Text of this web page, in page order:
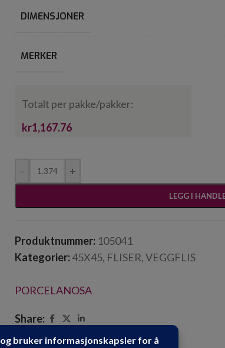
DIMENSJONER
MERKER
Totalt per pakke/pakker:
kr1,167.76
- +
LEGG I
Produktnummer: 105041
Kategorier:45X45, FLISER,VEGGFLIS
PORCELANOSA
Share: